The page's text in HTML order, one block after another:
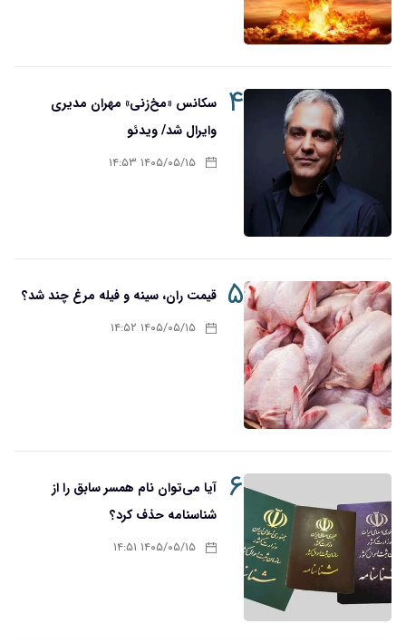
۴
سکانس «مخ‌زنی» مهران مدیری
وایرال شد/ ویدئو
۱۴۰۵/۰۵/۱۵ ۱۴:۵۳
۵ قیمت ران، سینه و فیله مرغ چند شد؟
۱۴۰۵/۰۵/۱۵ ۱۴:۵۲
۶
آیا می‌توان نام همسر سابق را از
شناسنامه حذف کرد؟
۱۴۰۵/۰۵/۱۵ ۱۴:۵۱